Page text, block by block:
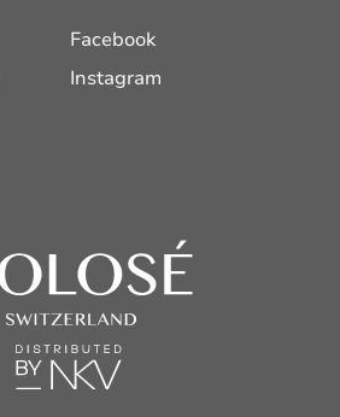
Facebook
Instagram